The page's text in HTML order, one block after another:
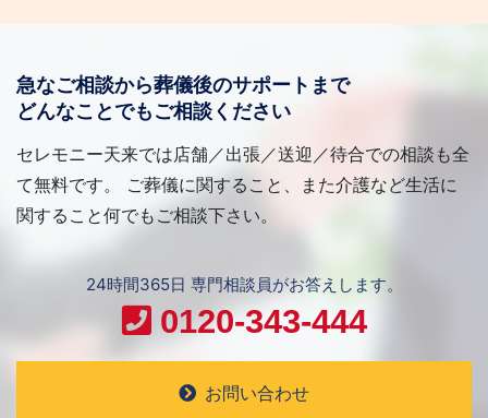
急なご相談から葬儀後のサポートまで
どんなことでもご相談ください
セレモニー天来では店舗／出張／送迎／待合での相談も全
て無料です。 ご葬儀に関すること、また介護など生活に
関すること何でもご相談下さい。
24時間365日 専門相談員がお答えします。
0120-343-444
お問い合わせ